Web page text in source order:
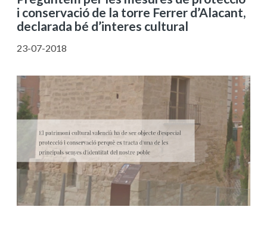
i conservació de la torre Ferrer d’Alacant,
declarada bé d’interes cultural
23-07-2018